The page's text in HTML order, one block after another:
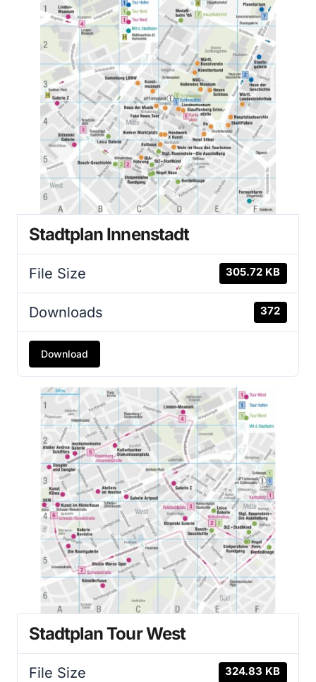
Stadtplan Innenstadt
File Size 305.72 KB
Downloads 372
Download
Stadtplan Tour West
File Size 324.83 KB